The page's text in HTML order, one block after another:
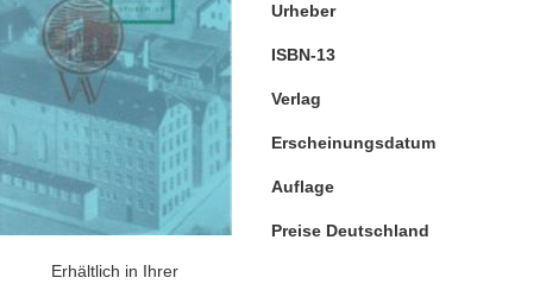
Erhältlich in Ihrer
Urheber
ISBN-13
Verlag
Erscheinungsdatum
Auflage
Preise Deutschland